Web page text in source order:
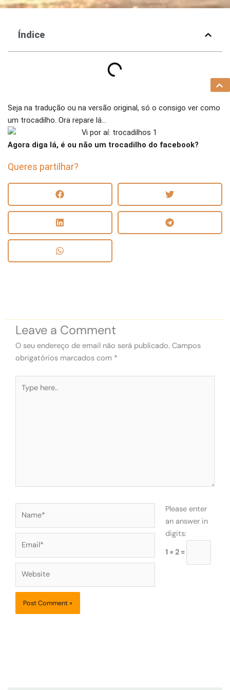
Índice
Seja na tradução ou na versão original, só o consigo ver como
um trocadilho. Ora repare lá…
Agora diga lá, é ou não um trocadilho do facebook?
Queres partilhar?
Leave a Comment
O seu endereço de email não será publicado. Campos
obrigatórios marcados com *
here..
Please enter
an answer in
digits:
1 × 2 =